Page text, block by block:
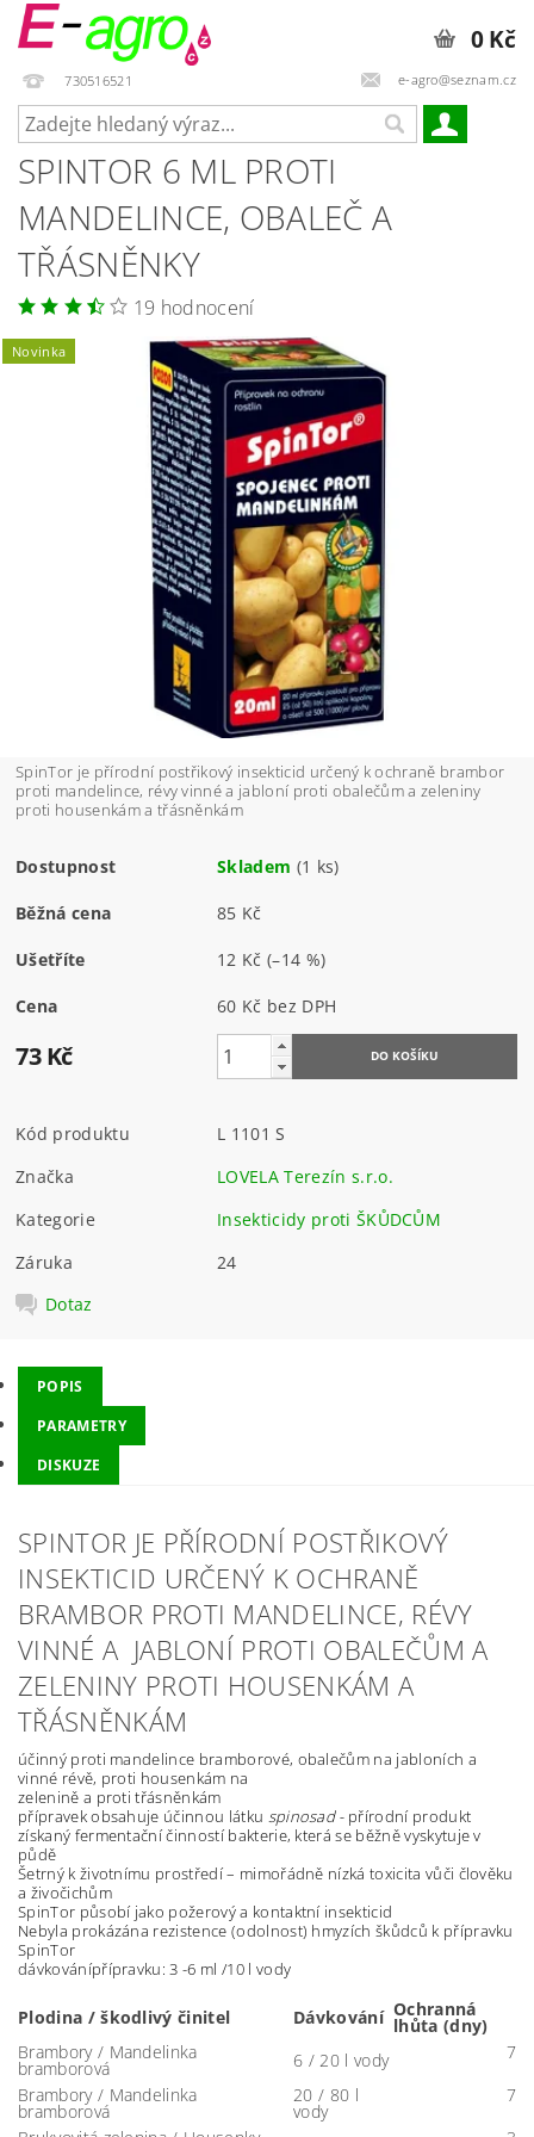
730516521 e-agro@seznam.cz
0 Kč
SPINTOR 6 ML PROTI
MANDELINCE, OBALEČ A
TŘÁSNĚNKY
19 hodnocení
Novinka
SpinTor je přírodní postřikový insekticid určený k ochraně brambor
proti mandelince, révy vinné a jabloní proti obalečům a zeleniny
proti housenkám a třásněnkám
Dostupnost Skladem (1 ks)
Běžná cena 85 Kč
Ušetříte 12 Kč(–14 %)
Cena 60 Kč bez DPH
73 Kč
Kód produktu
L 1101 S
Značka
LOVELA Terezín s.r.o.
Kategorie
Insekticidy proti ŠKŮDCŮM
Záruka
24
Dotaz
POPIS
PARAMETRY
DISKUZE
SPINTOR JE PŘÍRODNÍ POSTŘIKOVÝ
INSEKTICID URČENÝ K OCHRANĚ
BRAMBOR PROTI MANDELINCE, RÉVY
VINNÉ A JABLONÍ PROTI OBALEČŮM A
ZELENINY PROTI HOUSENKÁM A
TŘÁSNĚNKÁM
účinný proti mandelince bramborové, obalečům na jabloních a
vinné révě, proti housenkám na
zelenině a proti třásněnkám
přípravek obsahuje účinnou látku spinosad - přírodní produkt
získaný fermentační činností bakterie, která se běžně vyskytuje v
půdě
Šetrný k životnímu prostředí – mimořádně nízká toxicita vůči člověku
a živočichům
SpinTor působí jako požerový a kontaktní insekticid
Nebyla prokázána rezistence (odolnost) hmyzích škůdců k přípravku
SpinTor
dávkovánípřípravku: 3 -6 ml /10 l vody
Plodina / škodlivý činitel Dávkování Ochranná
lhůta (dny)
Brambory / Mandelinka
bramborová 6 / 20 l vody
7
Brambory / Mandelinka
bramborová
20 / 80 l
vody
7